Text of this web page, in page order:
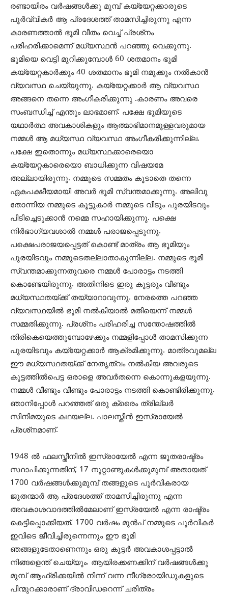
രണ്ടായിരം വര്‍ഷങ്ങള്‍ക്കു മുമ്പ് കയ്യേറ്റക്കാരുടെ
പൂര്‍വ്വികര്‍ ആ പ്രദേശത്ത് താമസിച്ചിരുന്നു എന്ന
കാരണത്താല്‍ ഭൂമി വീതം വെച്ച് പ്രശ്‌നം
പരിഹരിക്കാമെന്ന് മധ്യസ്ഥന്‍ പറഞ്ഞു വെക്കുന്നു.
ഭൂമിയെ വെട്ടി മുറിക്കുമ്പോള്‍ 60 ശതമാനം ഭൂമി
കയ്യേറ്റകാര്‍ക്കും 40 ശതമാനം ഭൂമി നമുക്കും നല്‍കാന്‍
വ്യവസ്ഥ ചെയ്യുന്നു. കയ്യേറ്റക്കാര്‍ ആ വ്യവസ്ഥ
അങ്ങനെ തന്നെ അംഗീകരിക്കുന്നു .കാരണം അവരെ
സംബന്ധിച്ച് എന്തും ലാഭമാണ്. പക്ഷേ ഭൂമിയുടെ
യഥാര്‍ത്ഥ അവകാശികളും ആത്മാഭിമാനമുള്ളവരുമായ
നമ്മള്‍ ആ മധ്യസ്ഥ വ്യവസ്ഥ അംഗീകരിക്കുന്നില്ല.
പക്ഷേ ഇതൊന്നും മധ്യസ്ഥക്കാരെയൊ
കയ്യേറ്റകാരെയൊ ബാധിക്കുന്ന വിഷയമേ
അല്ലായിരുന്നു. നമ്മുടെ സമ്മതം കൂടാതെ തന്നെ
ഏകപക്ഷീയമായി അവര്‍ ഭൂമി സ്വന്തമാക്കുന്നു. അലിവു
തോന്നിയ നമ്മുടെ കൂട്ടുകാര്‍ നമ്മുടെ വീടും പുരയിടവും
പിടിച്ചെടുക്കാന്‍ നമ്മെ സഹായിക്കുന്നു. പക്ഷെ
നിര്‍ഭാഗ്യവശാല്‍ നമ്മള്‍ പരാജപ്പെടുന്നു.
പക്ഷെപരാജയപ്പെട്ടത് കൊണ്ട് മാത്രം ആ ഭൂമിയും
പുരയിടവും നമ്മുടെതല്ലാതാകുന്നില്ല. നമ്മുടെ ഭൂമി
സ്വന്തമാക്കുന്നതുവരെ നമ്മള്‍ പോരാട്ടം നടത്തി
കൊണ്ടേയിരുന്നു. അതിനിടെ ഇരു കൂട്ടരും വീണ്ടും
മധ്യസ്ഥതയ്ക്ക് തയ്യാറാവുന്നു. നേരത്തെ പറഞ്ഞ
വ്യവസ്ഥയില്‍ ഭൂമി നല്‍കിയാല്‍ മതിയെന്ന് നമ്മള്‍
സമ്മതിക്കുന്നു. പ്രശ്‌നം പരിഹരിച്ച സന്തോഷത്തില്‍
തിരികെയെത്തുമ്പോഴേക്കും നമ്മളിപ്പോള്‍ താമസിക്കുന്ന
പുരയിടവും കയ്യേറ്റക്കാര്‍ ആക്രമിക്കുന്നു. മാത്രവുമല്ല
ഈ മധ്യസ്ഥതയ്ക്ക് നേതൃത്വം നല്‍കിയ അവരുടെ
കൂട്ടത്തില്‍പെട്ട ഒരാളെ അവര്‍തന്നെ കൊന്നുകളയുന്നു.
നമ്മള്‍ വീണ്ടും വീണ്ടും പോരാട്ടം നടത്തി കൊണ്ടിരിക്കുന്നു.
ഞാനിപ്പോള്‍ പറഞ്ഞത് ഒരു ക്രൈം ത്രില്ലര്‍
സിനിമയുടെ കഥയല്ല. പാലസ്തീന്‍ ഇസ്രായേല്‍
പ്രശ്‌നമാണ്.
1948 ല്‍ ഫലസ്തീനില്‍ ഇസ്രായേല്‍ എന്ന ജൂതരാഷ്ട്രം
സ്ഥാപിക്കുന്നതിന്, 17 നൂറ്റാണ്ടുകള്‍ക്കുമുമ്പ് അതായത്
1700 വര്‍ഷങ്ങള്‍ക്കുമുമ്പ് തങ്ങളുടെ പൂര്‍വികരായ
ജൂതന്മാര്‍ ആ പ്രദേശത്ത് താമസിച്ചിരുന്നു എന്ന
അവകാശവാദത്തില്‍മേലാണ് ഇസ്രയേല്‍ എന്ന രാഷ്ട്രം
കെട്ടിപ്പൊക്കിയത്. 1700 വര്‍ഷം മുന്‍പ് നമ്മുടെ പൂര്‍വികര്‍
ഇവിടെ ജീവിച്ചിരുന്നെന്നും ഈ ഭൂമി
ഞങ്ങളുടേതാണെന്നും ഒരു കൂട്ടര്‍ അവകാശപ്പട്ടാല്‍
നിങ്ങളെന്ത് ചെയ്യും. ആയിരക്കണക്കിന് വര്‍ഷങ്ങള്‍ക്കു
മുമ്പ് ആഫ്രിക്കയില്‍ നിന്ന് വന്ന നീഗ്രോയിഡുകളുടെ
പിന്മുറക്കാരാണ് ദ്രാവിഡറെന്ന് ചരിത്രം